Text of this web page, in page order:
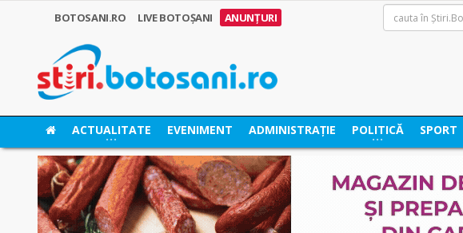
BOTOSANI.RO LIVE BOTOȘANI ANUNȚURI
ACTUALITATE EVENIMENT ADMINISTRAȚIE POLITICĂ SPORT